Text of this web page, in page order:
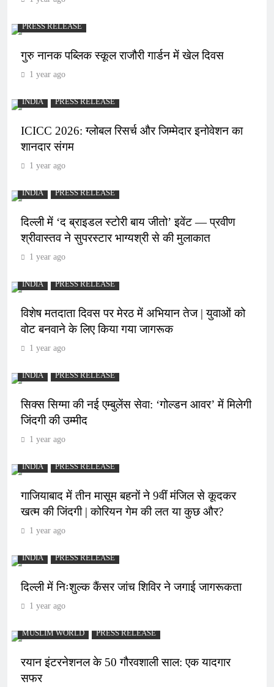
PRESS RELEASE
गुरु नानक पब्लिक स्कूल राजौरी गार्डन में खेल दिवस
1 year ago
INDIA PRESS RELEASE
ICICC 2026: ग्लोबल रिसर्च और जिम्मेदार इनोवेशन का
शानदार संगम
1 year ago
INDIA PRESS RELEASE
दिल्ली में ‘द ब्राइडल स्टोरी बाय जीतो’ इवेंट — प्रवीण
श्रीवास्तव ने सुपरस्टार भाग्यश्री से की मुलाकात
1 year ago
INDIA PRESS RELEASE
विशेष मतदाता दिवस पर मेरठ में अभियान तेज | युवाओं को
वोट बनवाने के लिए किया गया जागरूक
1 year ago
INDIA PRESS RELEASE
सिक्स सिग्मा की नई एम्बुलेंस सेवा: ‘गोल्डन आवर’ में मिलेगी
जिंदगी की उम्मीद
1 year ago
INDIA PRESS RELEASE
गाजियाबाद में तीन मासूम बहनों ने 9वीं मंजिल से कूदकर
खत्म की जिंदगी | कोरियन गेम की लत या कुछ और?
1 year ago
INDIA PRESS RELEASE
दिल्ली में निःशुल्क कैंसर जांच शिविर ने जगाई जागरूकता
1 year ago
MUSLIM WORLD PRESS RELEASE
रयान इंटरनेशनल के 50 गौरवशाली साल: एक यादगार
सफर